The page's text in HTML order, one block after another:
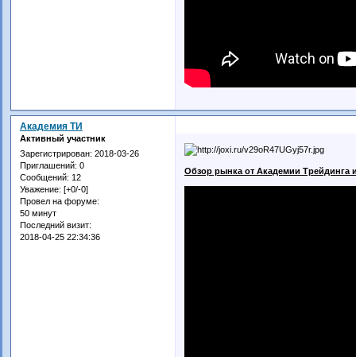
Академия ТИ
Активный участник
Зарегистрирован: 2018-03-26
Приглашений: 0
Сообщений: 12
Уважение: [+0/-0]
Провел на форуме:
50 минут
Последний визит:
2018-04-25 22:34:36
Обзор рынка от Академии Трейдинга